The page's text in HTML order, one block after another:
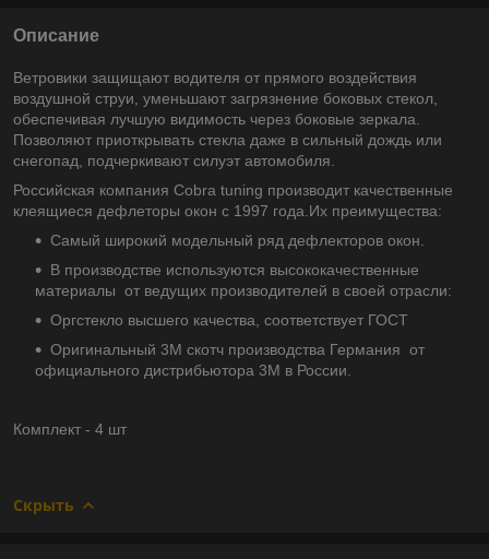
Описание
Ветровики защищают водителя от прямого воздействия
воздушной струи, уменьшают загрязнение боковых стекол,
обеспечивая лучшую видимость через боковые зеркала.
Позволяют приоткрывать стекла даже в сильный дождь или
снегопад, подчеркивают силуэт автомобиля.
Российская компания Cobra tuning производит качественные
клеящиеся дефлеторы окон с 1997 года.Их преимущества:
Самый широкий модельный ряд дефлекторов окон.
В производстве используются высококачественные
материалы от ведущих производителей в своей отрасли:
Оргстекло высшего качества, соответствует ГОСТ
Оригинальный 3М скотч производства Германия от
официального дистрибьютора 3М в России.
Комплект - 4 шт
Скрыть